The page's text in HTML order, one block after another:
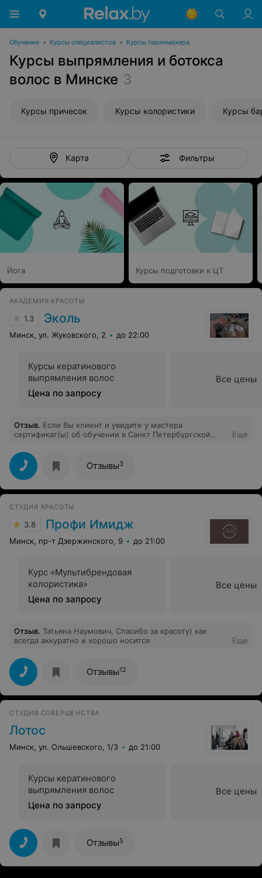
Обучение • Курсы специалистов • Курсы парикмахера
Курсы выпрямления и ботокса
волос в Минске 3
Курсы причесок Курсы колористики Курсы
Карта Фильтры
Йога Курсы подготовки к ЦТ
АКАДЕМИЯ КРАСОТЫ
1.3 Эколь
Минск, ул. Жуковского, 2 до 22:00
Курсы кератинового
выпрямления волос
Цена по запросу
Все цены
Отзыв. Если Вы клиент и увидите у мастера
сертификат(ы) об обучении в Санкт Петербургской
ламинированию и наращиванию ресниц. Жадный
платит дважды, а на качественном обучении не
экономят.
Еще
Отзывы3
СТУДИЯ КРАСОТЫ
3.8 Профи Имидж
Минск, пр-т Дзержинского, 9 до 21:00
Курс «Мультибрендовая
колористика»
Цена по запросу
Все цены
Отзыв. Татьяна Наумович, Спасибо за красоту) как
всегда аккуратно и хорошо носится
Еще
Отзывы12
СТУДИЯ СОВЕРШЕНСТВА
Лотос
Минск, ул. Ольшевского, 1/3 до 21:00
Курсы кератинового
выпрямления волос
Цена по запросу
Все цены
Отзывы5